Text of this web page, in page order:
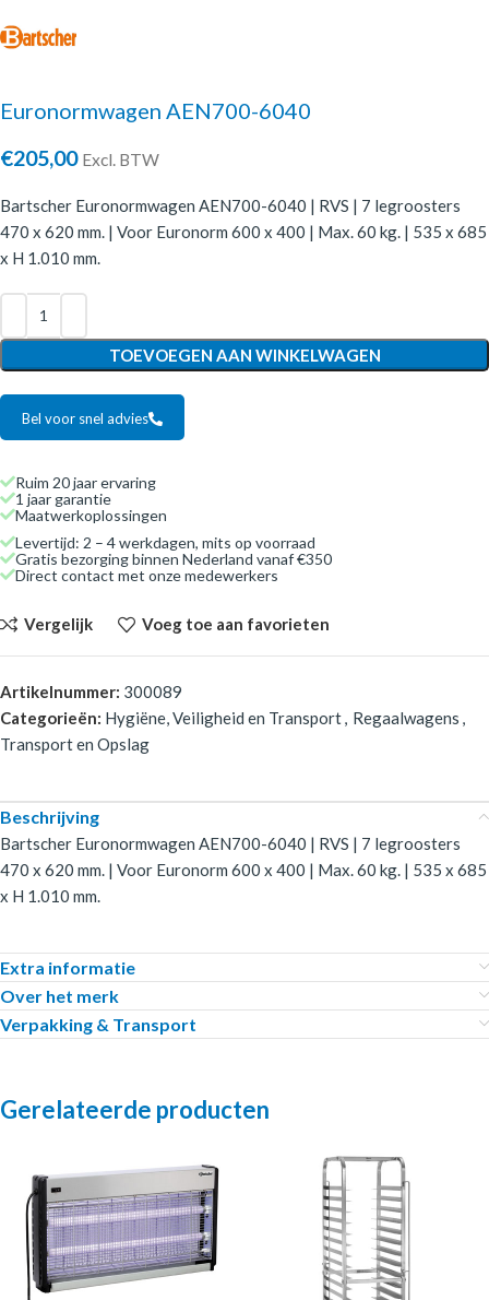
Euronormwagen AEN700-6040
€205,00 Excl. BTW
Bartscher Euronormwagen AEN700-6040 | RVS | 7 legroosters
470 x 620 mm. | Voor Euronorm 600 x 400 | Max. 60 kg. | 535 x 685
x H 1.010 mm.
TOEVOEGEN AAN WINKELWAGEN
Bel voor snel advies
Ruim 20 jaar ervaring
1 jaar garantie
Maatwerkoplossingen
Levertijd: 2 – 4 werkdagen, mits op voorraad
Gratis bezorging binnen Nederland vanaf €350
Direct contact met onze medewerkers
Vergelijk Voeg toe aan favorieten
Artikelnummer: 300089
Categorieën: Hygiëne, Veiligheid en Transport, Regaalwagens ,
Transport en Opslag
Beschrijving
Bartscher Euronormwagen AEN700-6040 | RVS | 7 legroosters
470 x 620 mm. | Voor Euronorm 600 x 400 | Max. 60 kg. | 535 x 685
x H 1.010 mm.
Extra informatie
Over het merk
Verpakking & Transport
Gerelateerde producten